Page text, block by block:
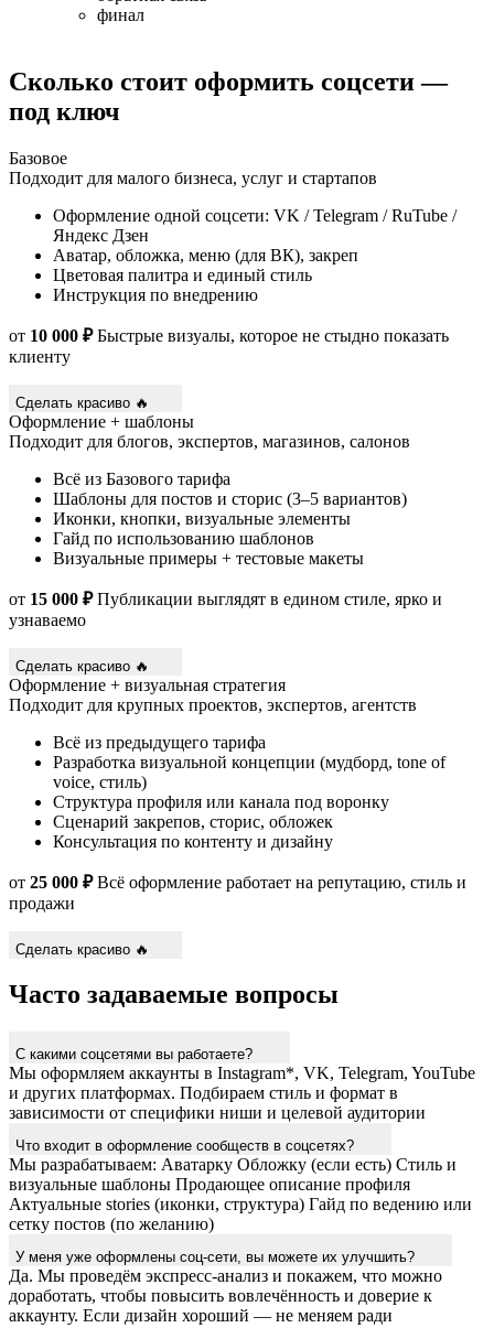
финал
Сколько стоит оформить соцсети —
под ключ
Базовое
Подходит для малого бизнеса, услуг и стартапов
Оформление одной соцсети: VK / Telegram / RuTube /
Яндекс Дзен
Аватар, обложка, меню (для ВК), закреп
Цветовая палитра и единый стиль
Инструкция по внедрению
от 10 000 ₽Быстрые визуалы, которое не стыдно показать
клиенту
Сделать красиво 🔥
Оформление + шаблоны
Подходит для блогов, экспертов, магазинов, салонов
Всё из Базового тарифа
Шаблоны для постов и сторис (3–5 вариантов)
Иконки, кнопки, визуальные элементы
Гайд по использованию шаблонов
Визуальные примеры + тестовые макеты
от 15 000 ₽Публикации выглядят в едином стиле, ярко и
узнаваемо
Сделать красиво 🔥
Оформление + визуальная стратегия
Подходит для крупных проектов, экспертов, агентств
Всё из предыдущего тарифа
Разработка визуальной концепции (мудборд, tone of
voice, стиль)
Структура профиля или канала под воронку
Сценарий закрепов, сторис, обложек
Консультация по контенту и дизайну
от 25 000 ₽Всё оформление работает на репутацию, стиль и
продажи
Сделать красиво 🔥
Часто задаваемые вопросы
С какими соцсетями вы работаете?
Мы оформляем аккаунты в Instagram*, VK, Telegram, YouTube
и других платформах. Подбираем стиль и формат в
зависимости от специфики ниши и целевой аудитории
Что входит в оформление сообществ в соцсетях?
Мы разрабатываем: Аватарку Обложку (если есть) Стиль и
визуальные шаблоны Продающее описание профиля
Актуальные stories (иконки, структура) Гайд по ведению или
сетку постов (по желанию)
У меня уже оформлены соц-сети, вы можете их улучшить?
Да. Мы проведём экспресс-анализ и покажем, что можно
доработать, чтобы повысить вовлечённость и доверие к
аккаунту. Если дизайн хороший — не меняем ради